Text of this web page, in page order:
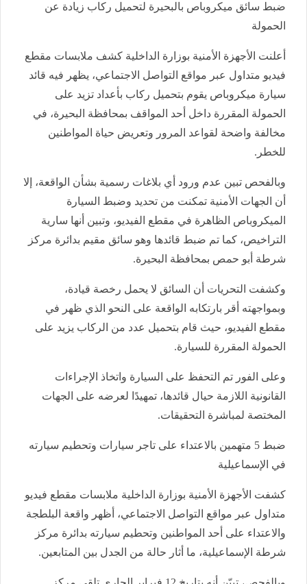
ضبط سائق ميكروباص بالبحيرة لتحميل ركاب زيادة عن
الحمولة
أعلنت الأجهزة الأمنية بوزارة الداخلية كشف ملابسات مقطع
فيديو متداول عبر مواقع التواصل الاجتماعي، يظهر فيه قائد
سيارة ميكروباص يقوم بتحميل ركاب بأعداد تزيد على
الحمولة المقررة داخل أحد المواقف بمحافظة البحيرة، في
مخالفة واضحة لقواعد المرور وتعريض حياة المواطنين
للخطر.
وبالفحص تبين عدم ورود أي بلاغات رسمية بشأن الواقعة، إلا
أن الجهات الأمنية تمكنت من تحديد وضبط السيارة
الميكروباص الظاهرة في مقطع الفيديو، وتبين أنها سارية
التراخيص، كما تم ضبط قائدها وهو سائق مقيم بدائرة مركز
شرطة أبو حمص بمحافظة البحيرة.
وكشفت التحريات أن السائق لا يحمل رخصة قيادة،
وبمواجهته أقر بارتكابه الواقعة على النحو الذي ظهر في
مقطع الفيديو، حيث قام بتحميل عدد من الركاب يزيد على
الحمولة المقررة للسيارة.
وعلى الفور تم التحفظ على السيارة واتخاذ الإجراءات
القانونية اللازمة حيال قائدها، تمهيدًا لعرضه على الجهات
المختصة لمباشرة التحقيقات.
ضبط 5 متهمين بالاعتداء على تاجر سيارات وتحطيم سيارته
في الإسماعيلية
كشفت الأجهزة الأمنية بوزارة الداخلية ملابسات مقطع فيديو
متداول عبر مواقع التواصل الاجتماعي، أظهر واقعة البلطجة
والاعتداء على أحد المواطنين وتحطيم سيارته بدائرة مركز
شرطة الإسماعيلية، ما أثار حالة من الجدل بين المتابعين.